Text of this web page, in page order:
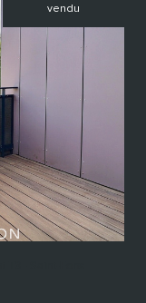
vendu